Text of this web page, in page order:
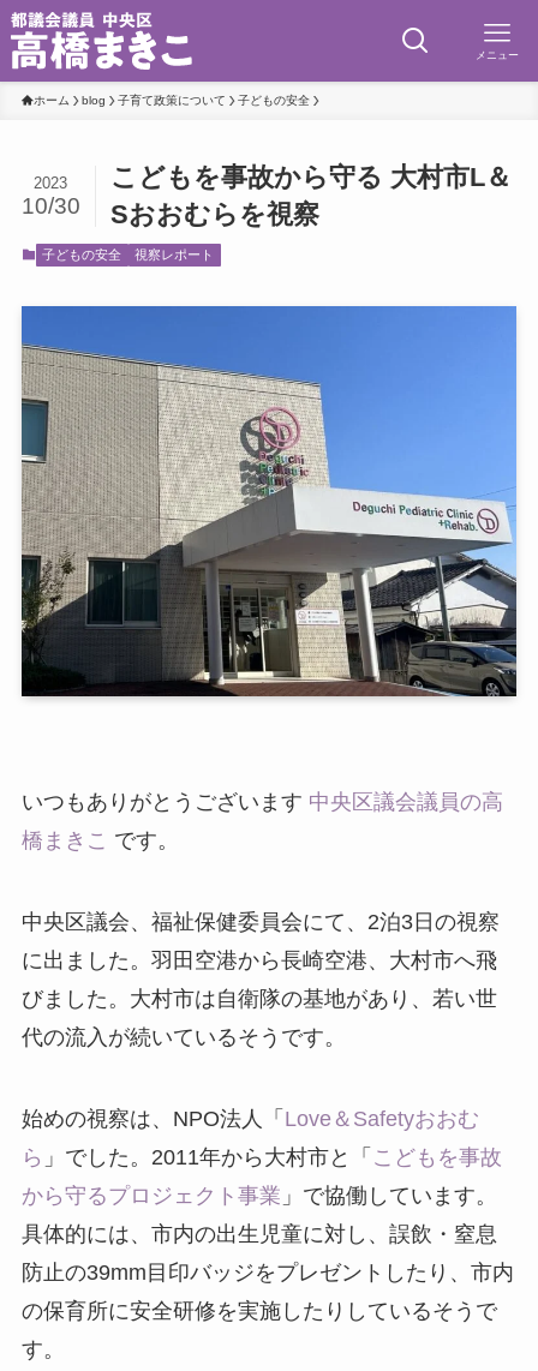
メニュー
ホーム blog 子育て政策について 子どもの安全
こどもを事故から守る 大村市L＆
Sおおむらを視察
2023
10/30
子どもの安全 視察レポート
いつもありがとうございます 中央区議会議員の高
橋まきこ です。
中央区議会、福祉保健委員会にて、2泊3日の視察
に出ました。羽田空港から長崎空港、大村市へ飛
びました。大村市は自衛隊の基地があり、若い世
代の流入が続いているそうです。
始めの視察は、NPO法人「 Love＆Safetyおおむ
ら 」でした。2011年から大村市と「 こどもを事故
から守るプロジェクト事業 」で協働しています。
具体的には、市内の出生児童に対し、誤飲・窒息
防止の39mm目印バッジをプレゼントしたり、市内
の保育所に安全研修を実施したりしているそうで
す。